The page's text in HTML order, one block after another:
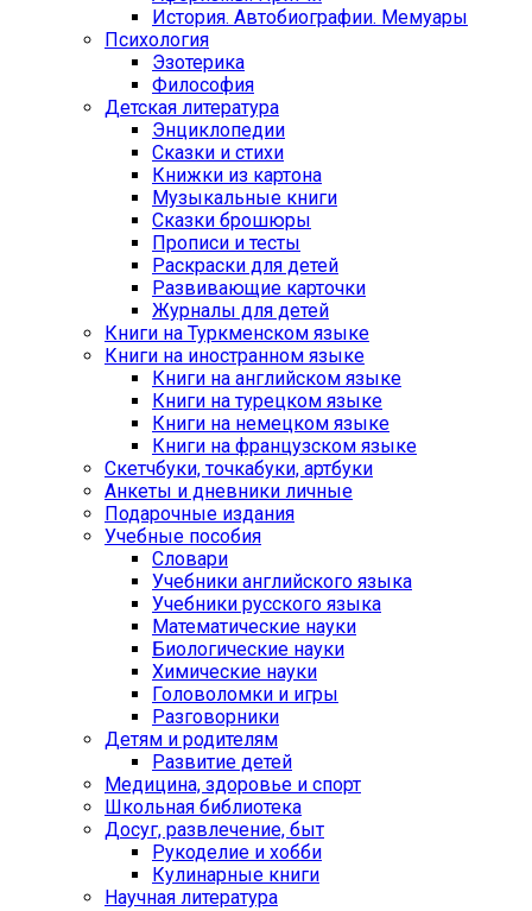
История. Автобиографии. Мемуары
Психология
Эзотерика
Философия
Детская литература
Энциклопедии
Сказки и стихи
Книжки из картона
Музыкальные книги
Сказки брошюры
Прописи и тесты
Раскраски для детей
Развивающие карточки
Журналы для детей
Книги на Туркменском языке
Книги на иностранном языке
Книги на английском языке
Книги на турецком языке
Книги на немецком языке
Книги на французском языке
Cкетчбуки, точкабуки, артбуки
Анкеты и дневники личные
Подарочные издания
Учебные пособия
Словари
Учебники английского языка
Учебники русского языка
Математические науки
Биологические науки
Химические науки
Головоломки и игры
Разговорники
Детям и родителям
Развитие детей
Медицина, здоровье и спорт
Школьная библиотека
Досуг, развлечение, быт
Рукоделие и хобби
Кулинарные книги
Научная литература